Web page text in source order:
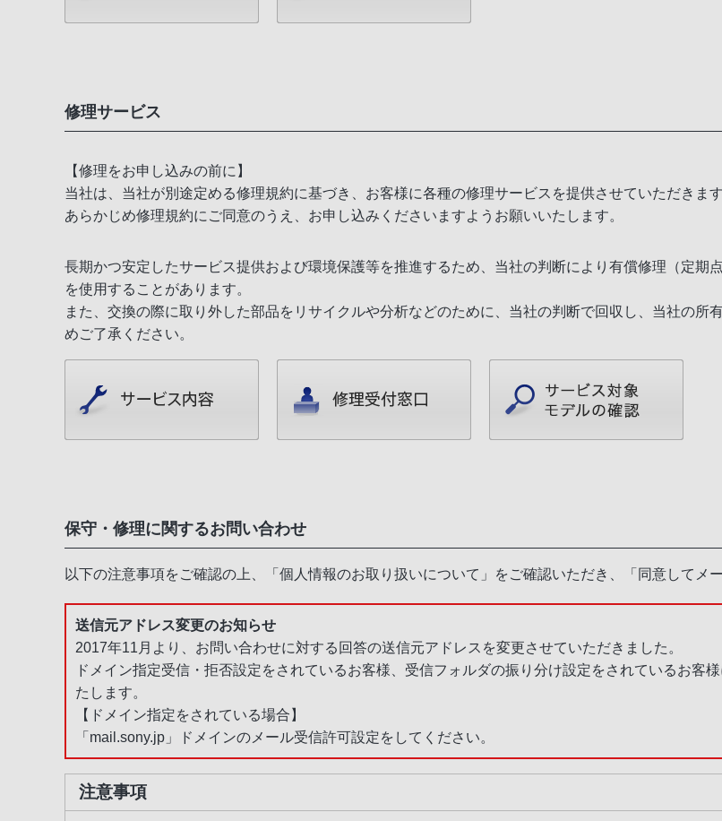
修理サービス
【修理をお申し込みの前に】
当社は、当社が別途定める修理規約に基づき、お客様に各種の修理サービスを提供させていただきます
あらかじめ修理規約にご同意のうえ、お申し込みくださいますようお願いいたします。
長期かつ安定したサービス提供および環境保護等を推進するため、当社の判断により有償修理（定期
を使用することがあります。
また、交換の際に取り外した部品をリサイクルや分析などのために、当社の判断で回収し、当社の
めご了承ください。
保守・修理に関するお問い合わせ
以下の注意事項をご確認の上、「個人情報のお取り扱いについて」をご確認いただき、「同意してメ
送信元アドレス変更のお知らせ
2017年11月より、お問い合わせに対する回答の送信元アドレスを変更させていただきました。
ドメイン指定受信・拒否設定をされているお客様、受信フォルダの振り分け設定をされているお客
たします。
【ドメイン指定をされている場合】
「mail.sony.jp」ドメインのメール受信許可設定をしてください。
注意事項